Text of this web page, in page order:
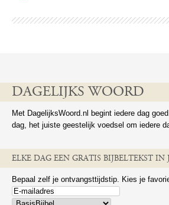
DAGELIJKS WOORD
Met DagelijksWoord.nl begint iedere dag
dag, het juiste geestelijk voedsel om iedere
ELKE DAG EEN GRATIS BIJBELTEKST IN
Bepaal zelf je ontvangsttijdstip. Kies je